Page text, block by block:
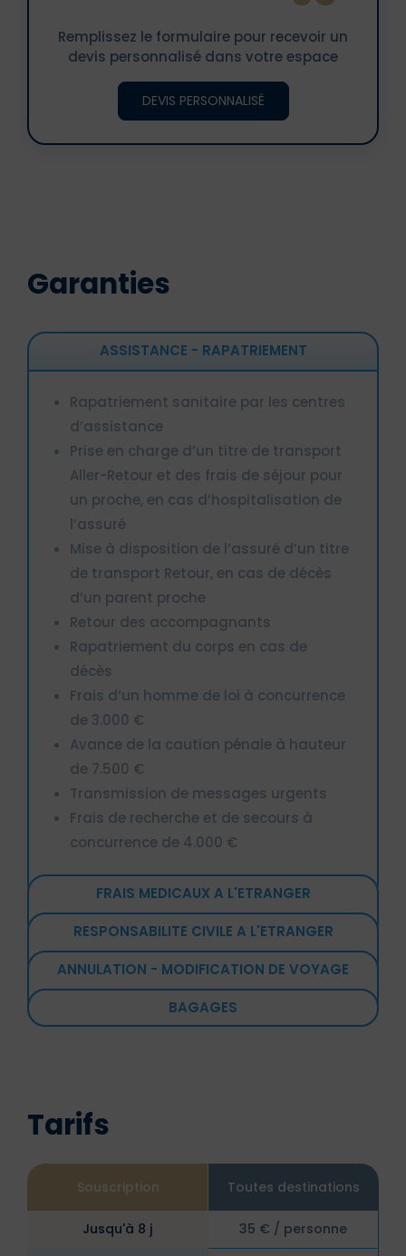
Remplissez le formulaire pour recevoir un
devis personnalisé dans votre espace
DEVIS PERSONNALISÉ
Garanties
ASSISTANCE - RAPATRIEMENT
Rapatriement sanitaire par les centres
d’assistance
Prise en charge d’un titre de transport
Aller-Retour et des frais de séjour pour
un proche, en cas d’hospitalisation de
l’assuré
Mise à disposition de l’assuré d’un titre
de transport Retour, en cas de décès
d’un parent proche
Retour des accompagnants
Rapatriement du corps en cas de
décès
Frais d’un homme de loi à concurrence
de 3.000 €
Avance de la caution pénale à hauteur
de 7.500 €
Transmission de messages urgents
Frais de recherche et de secours à
concurrence de 4.000 €
FRAIS MEDICAUX A L'ETRANGER
RESPONSABILITE CIVILE A L'ETRANGER
ANNULATION - MODIFICATION DE VOYAGE
BAGAGES
Tarifs
Souscription Toutes destinations
Jusqu'à 8 j 35 € / personne